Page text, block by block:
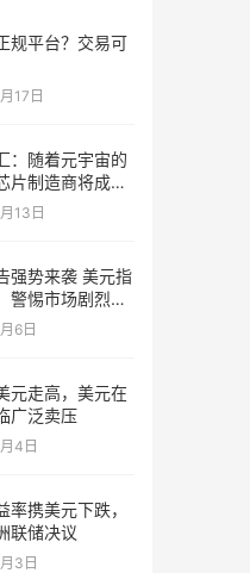
规平台？交易可
17日
：随着元宇宙的
片制造商将成为
13日
强势来袭 美元指
警惕市场剧烈波
6日
元走高，美元在
广泛卖压
4日
率携美元下跌，
联储决议
3日